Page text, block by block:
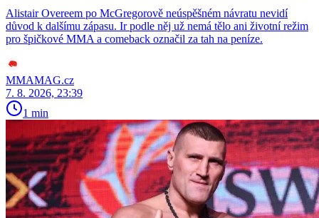
Alistair Overeem po McGregorově neúspěšném návratu nevidí
důvod k dalšímu zápasu. Ir podle něj už nemá tělo ani životní režim
pro špičkové MMA a comeback označil za tah na peníze.
MMAMAG.cz
7. 8. 2026, 23:39
1 min